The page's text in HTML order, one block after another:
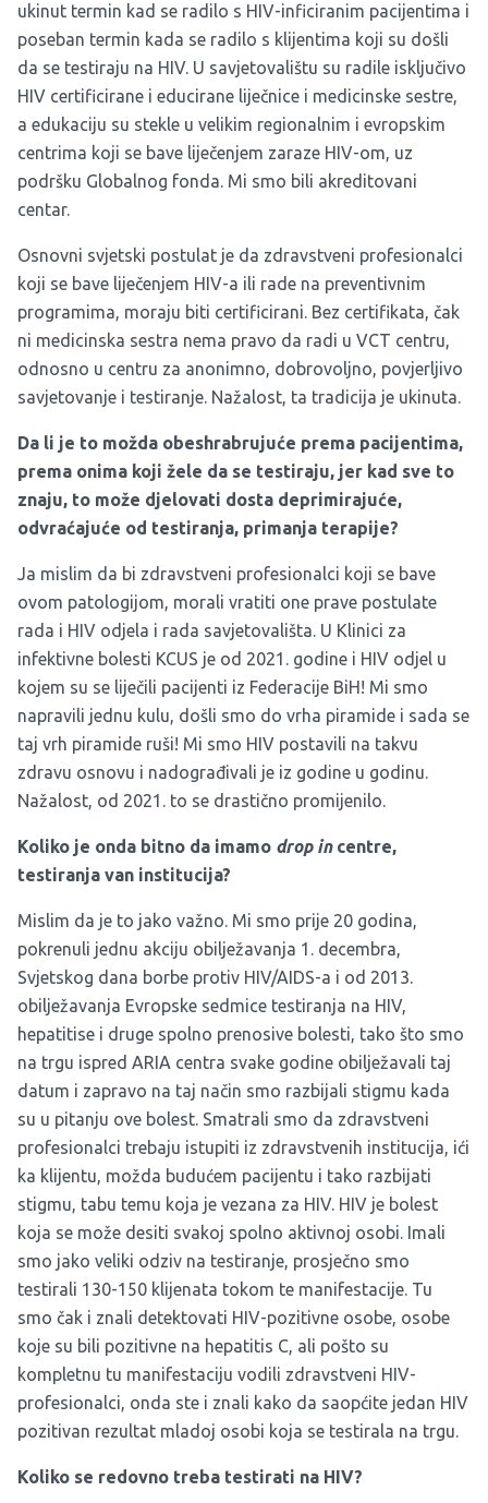
ukinut termin kad se radilo s HIV-inficiranim pacijentima i
poseban termin kada se radilo s klijentima koji su došli
da se testiraju na HIV. U savjetovalištu su radile isključivo
HIV certificirane i educirane liječnice i medicinske sestre,
a edukaciju su stekle u velikim regionalnim i evropskim
centrima koji se bave liječenjem zaraze HIV-om, uz
podršku Globalnog fonda. Mi smo bili akreditovani
centar.
Osnovni svjetski postulat je da zdravstveni profesionalci
koji se bave liječenjem HIV-a ili rade na preventivnim
programima, moraju biti certificirani. Bez certifikata, čak
ni medicinska sestra nema pravo da radi u VCT centru,
odnosno u centru za anonimno, dobrovoljno, povjerljivo
savjetovanje i testiranje. Nažalost, ta tradicija je ukinuta.
Da li je to možda obeshrabrujuće prema pacijentima,
prema onima koji žele da se testiraju, jer kad sve to
znaju, to može djelovati dosta deprimirajuće,
odvraćajuće od testiranja, primanja terapije?
Ja mislim da bi zdravstveni profesionalci koji se bave
ovom patologijom, morali vratiti one prave postulate
rada i HIV odjela i rada savjetovališta. U Klinici za
infektivne bolesti KCUS je od 2021. godine i HIV odjel u
kojem su se liječili pacijenti iz Federacije BiH! Mi smo
napravili jednu kulu, došli smo do vrha piramide i sada se
taj vrh piramide ruši! Mi smo HIV postavili na takvu
zdravu osnovu i nadograđivali je iz godine u godinu.
Nažalost, od 2021. to se drastično promijenilo.
Koliko je onda bitno da imamo drop incentre,
testiranja van institucija?
Mislim da je to jako važno. Mi smo prije 20 godina,
pokrenuli jednu akciju obilježavanja 1. decembra,
Svjetskog dana borbe protiv HIV/AIDS-a i od 2013.
obilježavanja Evropske sedmice testiranja na HIV,
hepatitise i druge spolno prenosive bolesti, tako što smo
na trgu ispred ARIA centra svake godine obilježavali taj
datum i zapravo na taj način smo razbijali stigmu kada
su u pitanju ove bolest. Smatrali smo da zdravstveni
profesionalci trebaju istupiti iz zdravstvenih institucija, ići
ka klijentu, možda budućem pacijentu i tako razbijati
stigmu, tabu temu koja je vezana za HIV. HIV je bolest
koja se može desiti svakoj spolno aktivnoj osobi. Imali
smo jako veliki odziv na testiranje, prosječno smo
testirali 130-150 klijenata tokom te manifestacije. Tu
smo čak i znali detektovati HIV-pozitivne osobe, osobe
koje su bili pozitivne na hepatitis C, ali pošto su
kompletnu tu manifestaciju vodili zdravstveni HIV-
profesionalci, onda ste i znali kako da saopćite jedan HIV
pozitivan rezultat mladoj osobi koja se testirala na trgu.
Koliko se redovno treba testirati na HIV?